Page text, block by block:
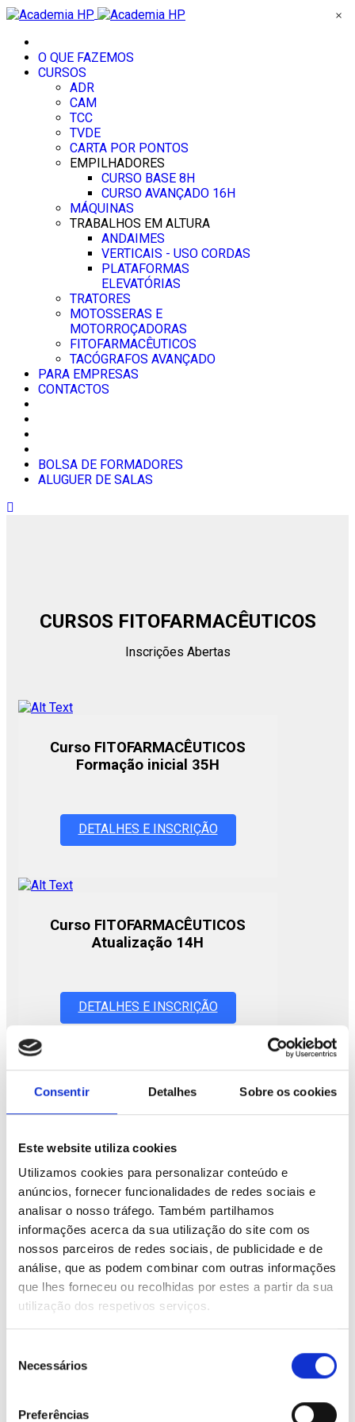
Consentir Detalhes Sobre os cookies
Este website utiliza cookies
Utilizamos cookies para personalizar conteúdo e
anúncios, fornecer funcionalidades de redes sociais e
analisar o nosso tráfego. Também partilhamos
informações acerca da sua utilização do site com os
nossos parceiros de redes sociais, de publicidade e de
análise, que as podem combinar com outras informações
que lhes forneceu ou recolhidas por estes a partir da sua
utilização dos respetivos serviços.
Necessários
Preferências
O QUE FAZEMOS
CURSOS
ADR
CAM
TCC
TVDE
CARTA POR PONTOS
EMPILHADORES
CURSO BASE 8H
CURSO AVANÇADO 16H
MÁQUINAS
TRABALHOS EM ALTURA
ANDAIMES
VERTICAIS - USO CORDAS
PLATAFORMAS
ELEVATÓRIAS
TRATORES
MOTOSSERAS E
MOTORROÇADORAS
FITOFARMACÊUTICOS
TACÓGRAFOS AVANÇADO
PARA EMPRESAS
CONTACTOS
BOLSA DE FORMADORES
ALUGUER DE SALAS
CURSOS FITOFARMACÊUTICOS
Inscrições Abertas
Curso FITOFARMACÊUTICOS
Formação inicial 35H
DETALHES E INSCRIÇÃO
Curso FITOFARMACÊUTICOS
Atualização 14H
DETALHES E INSCRIÇÃO
ONDE ESTAMOS
Contacte-nos ou Visite-nos
Estamos à sua espera numa das nossas instalações:
Dias Úteis - das 10h às 13h e das 15h às 20h
Sábados - das 10h às 13h
Rua da Prata LT 130
×